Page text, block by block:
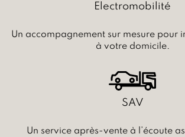
Electromobilité
Un accompagnement sur mesure pour
à votre domicile.
SAV
Un service après-vente à l’écoute